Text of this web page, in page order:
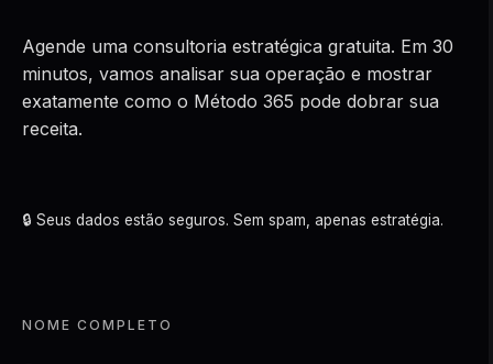
Agende uma consultoria estratégica gratuita. Em 30
minutos, vamos analisar sua operação e mostrar
exatamente como o Método 365 pode dobrar sua
receita.
🔒 Seus dados estão seguros. Sem spam, apenas estratégia.
NOME COMPLETO